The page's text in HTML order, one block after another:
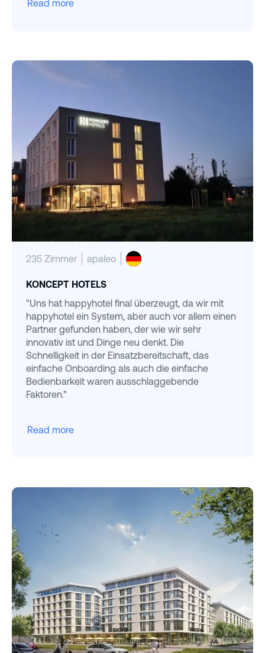
Read more
235 Zimmer apaleo
KONCEPT HOTELS
"Uns hat happyhotel final überzeugt, da wir mit
happyhotel ein System, aber auch vor allem einen
Partner gefunden haben, der wie wir sehr
innovativ ist und Dinge neu denkt. Die
Schnelligkeit in der Einsatzbereitschaft, das
einfache Onboarding als auch die einfache
Bedienbarkeit waren ausschlaggebende
Faktoren."
Read more